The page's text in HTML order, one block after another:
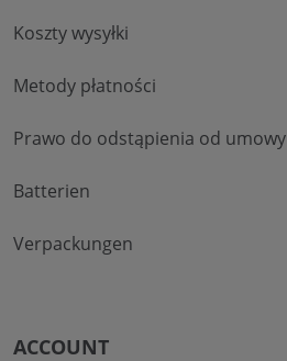
Koszty wysyłki
Metody płatności
Prawo do odstąpienia od umowy
Batterien
Verpackungen
ACCOUNT